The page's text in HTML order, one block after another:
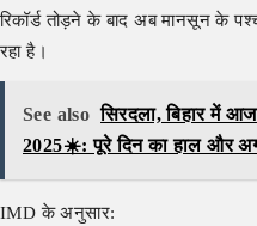
रिकॉर्ड तोड़ने के बाद अब मानसून के
रहा है।
See also सिरदला, बिहार में
2025☀️: पूरे दिन का हाल और
IMD के अनुसार: